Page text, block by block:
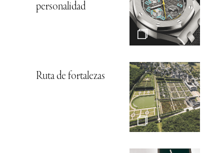
personalidad
Ruta de fortalezas